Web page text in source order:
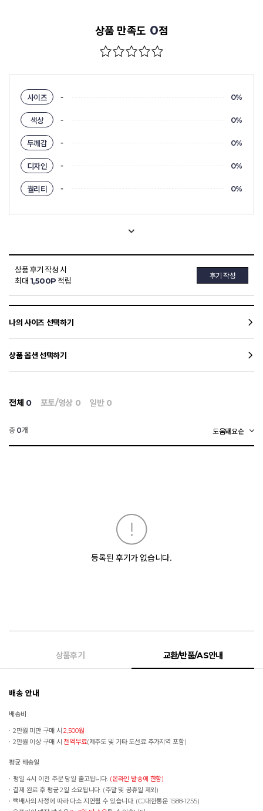
상품 만족도 0점
사이즈 - 0%
색상 - 0%
두께감 - 0%
디자인 - 0%
퀄리티 - 0%
상품 후기 작성 시
최대 1,500P 적립
후기 작성
나의 사이즈 선택하기
상품 옵션 선택하기
전체 0 포토/영상 0 일반 0
총 0개
등록된 후기가 없습니다.
상품후기 교환/반품/AS안내
배송 안내
배송비
2만원 미만 구매 시2,500원
2만원 이상 구매 시전액무료(제주도 및 기타 도선료 추가지역 포함)
평균 배송일
평일 4시 이전 주문 당일 출고됩니다. (온라인 발송에 한함)
결제 완료 후 평균 2일 소요됩니다. (주말 및 공휴일 제외)
택배사의 사정에 따라 다소 지연될 수 있습니다. (CJ대한통운 1588-1255)